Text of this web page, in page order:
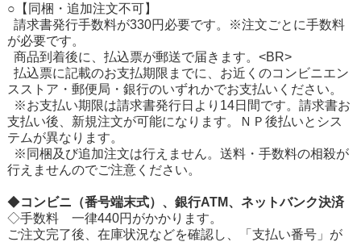
○【同梱・追加注文不可】
請求書発行手数料が330円必要です。※注文ごとに手数料
が必要です。
商品到着後に、払込票が郵送で届きます。<BR>
払込票に記載のお支払期限までに、お近くのコンビニエン
スストア・郵便局・銀行のいずれかでお支払いください。
※お支払い期限は請求書発行日より14日間です。請求書お
支払い後、新規注文が可能になります。ＮＰ後払いとシス
テムが異なります。
※同梱及び追加注文は行えません。送料・手数料の相殺が
行えませんのでご注意ください。
◆コンビニ（番号端末式）、銀行ATM、ネットバンク決済
◇手数料 一律440円がかかります。
ご注文完了後、在庫状況などを確認し、「支払い番号」が